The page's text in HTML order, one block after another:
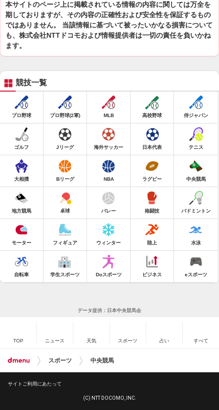
本サイトのページ上に掲載されている情報の内容に関しては万全を
期しておりますが、その内容の正確性および安全性を保証するもの
ではありません。 当該情報に基づいて被ったいかなる損害について
も、株式会社NTTドコモおよび情報提供者は一切の責任を負いかね
ます。
競技一覧
プロ野球 プロ野球(2軍) MLB 高校野球 侍ジャパン
ゴルフ Jリーグ 海外サッカー 日本代表 テニス
大相撲 Bリーグ NBA ラグビー 中央競馬
地方競馬 卓球 バレー 格闘技 バドミントン
モーター フィギュア ウィンター 陸上 水泳
自転車 学生スポーツ Doスポーツ ビジネス eスポーツ
データ提供：日本中央競馬会
TOP ニュース 天気 スポーツ 占い すべて
スポーツ 中央競馬
サイトご利用にあたって
(C) NTT DOCOMO, INC.